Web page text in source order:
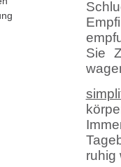
Sie
ruhig